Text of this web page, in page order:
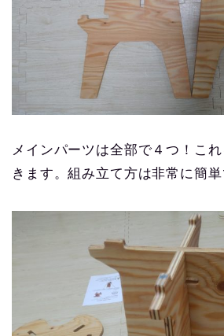
メインパーツは全部で４つ！こ
きます。組み立て方は非常に簡単